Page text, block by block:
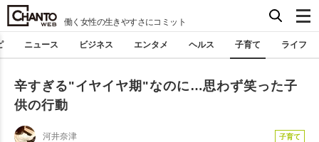
働く女性の生きやすさにコミット
ニュース ビジネス エンタメ ヘルス 子育て ライフ
辛すぎる"イヤイヤ期"なのに…思わず笑った子
供の行動
河井奈津 子育て